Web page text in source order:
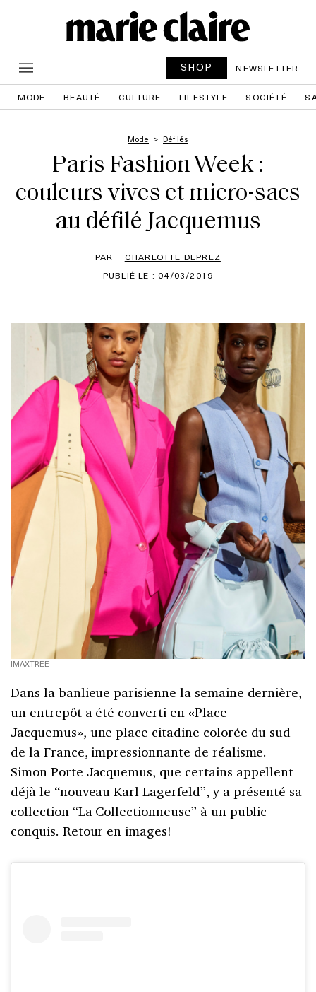
SHOP NEWSLETTER
MODE BEAUTÉ CULTURE LIFESTYLE SOCIÉTÉ
Mode Défilés
Paris Fashion Week :
couleurs vives et micro-sacs
au défilé Jacquemus
PAR
CHARLOTTE DEPREZ
PUBLIÉ LE : 04/03/2019
IMAXTREE
Dans la banlieue parisienne la semaine dernière,
un entrepôt a été converti en «Place
Jacquemus», une place citadine colorée du sud
de la France, impressionnante de réalisme.
Simon Porte Jacquemus, que certains appellent
déjà le “nouveau Karl Lagerfeld”, y a présenté sa
collection “La Collectionneuse” à un public
conquis. Retour en images!